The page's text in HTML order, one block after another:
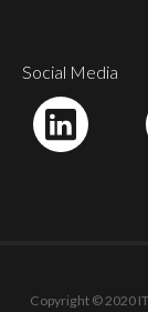
Social Media
Copyright © 2020